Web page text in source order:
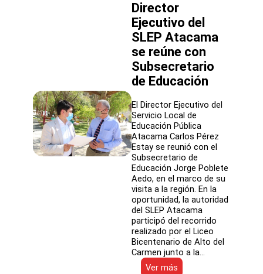
antecedentes
Director
Ejecutivo del
SLEP Atacama
se reúne con
Subsecretario
de Educación
El Director Ejecutivo del
Servicio Local de
Educación Pública
Atacama Carlos Pérez
Estay se reunió con el
Subsecretario de
Educación Jorge Poblete
Aedo, en el marco de su
visita a la región. En la
oportunidad, la autoridad
del SLEP Atacama
participó del recorrido
realizado por el Liceo
Bicentenario de Alto del
Carmen junto a la…
Ver más